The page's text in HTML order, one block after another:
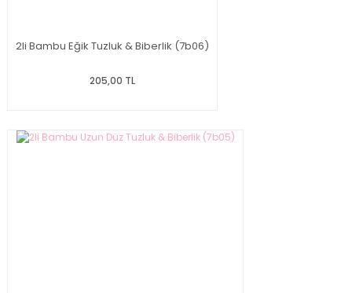
2li Bambu Eğik Tuzluk & Biberlik (7b06)
205,00 TL